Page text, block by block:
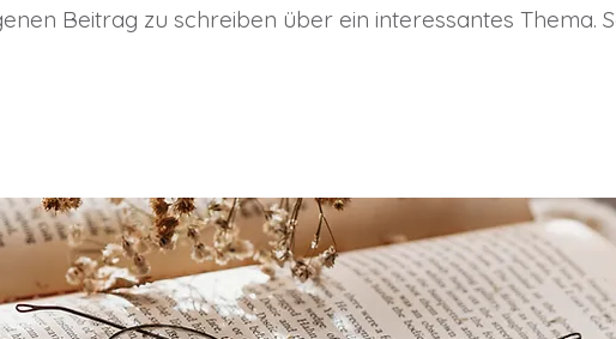
Beitrag zu schreiben über ein interessantes Thema.